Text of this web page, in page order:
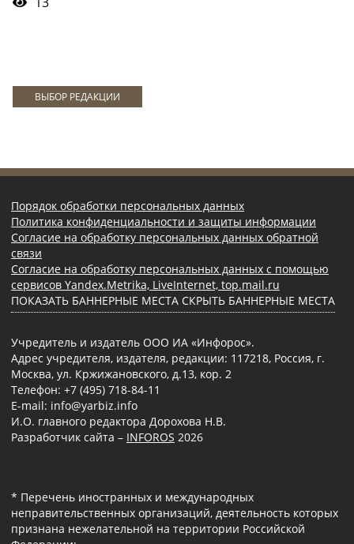
ВЫБОР РЕДАКЦИИ
Порядок обработки персональных данных
Политика конфиденциальности и защиты информации
Согласие на обработку персональных данных обратной
связи
Согласие на обработку персональных данных с помощью
сервисов Yandex.Metrika, LiveInternet, top.mail.ru
ПОКАЗАТЬ БАННЕРНЫЕ МЕСТА СКРЫТЬ БАННЕРНЫЕ МЕСТА
Учредитель и издатель ООО ИА «Инфорос».
Адрес учредителя, издателя, редакции: 117218, Россия, г.
Москва, ул. Кржижановского, д.13, кор. 2
Телефон: +7 (495) 718-84-11
E-mail: info@yarbiz.info
И.О. главного редактора Дорохова Н.В.
Разработчик сайта – INFOROS 2026
* Перечень иностранных и международных
неправительственных организаций, деятельность которых
признана нежелательной на территории Российской